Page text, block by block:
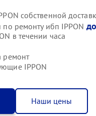
собственной
ремонту ибп IPPON
в течении часа
ремонт
IPPON
Наши цены